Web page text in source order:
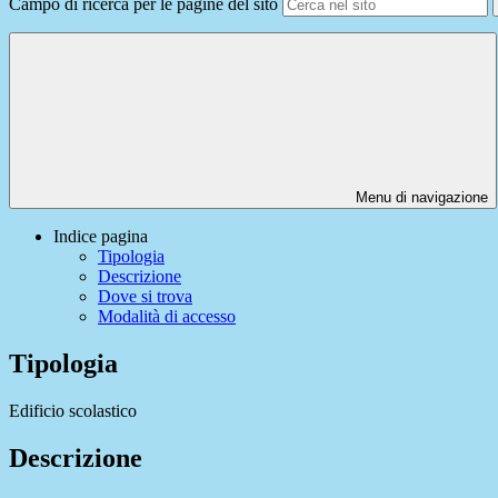
Campo di ricerca per le pagine del sito
Menu di navigazione
Indice pagina
Tipologia
Descrizione
Dove si trova
Modalità di accesso
Tipologia
Edificio scolastico
Descrizione